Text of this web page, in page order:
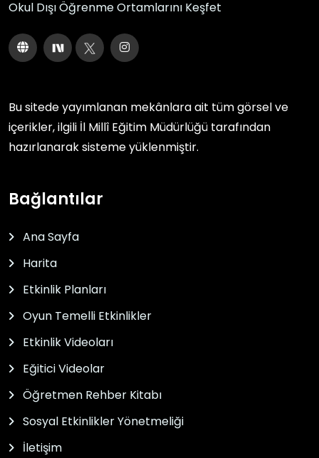
Okul Dışı Öğrenme Ortamlarını Keşfet
Bu sitede yayımlanan mekânlara ait tüm görsel ve
içerikler, ilgili İl Millî Eğitim Müdürlüğü tarafından
hazırlanarak sisteme yüklenmiştir.
Bağlantılar
Ana Sayfa
Harita
Etkinlik Planları
Oyun Temelli Etkinlikler
Etkinlik Videoları
Eğitici Videolar
Öğretmen Rehber Kitabı
Sosyal Etkinlikler Yönetmeliği
İletişim